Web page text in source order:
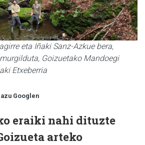
eta Iñaki Sanz-Azkue bera,
Goizuetako Mandoegi
Etxeberria
Googlen
eraiki nahi dituzte
arteko